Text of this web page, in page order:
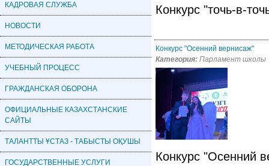
КАДРОВАЯ CЛУЖБА
НОВОСТИ
МЕТОДИЧЕСКАЯ РАБОТА
УЧЕБНЫЙ ПРОЦЕСС
ГРАЖДАНСКАЯ ОБОРОНА
ОФИЦИАЛЬНЫЕ КАЗАХСТАНСКИЕ
САЙТЫ
ТАЛАНТТЫ ҰСТАЗ - ТАБЫСТЫ ОҚУШЫ
ГОСУДАРСТВЕННЫЕ УСЛУГИ
Конкурс "точь-в-
Конкурс "Осенний вернисаж"
Категория: Парламент школы
Конкурс "Осенний